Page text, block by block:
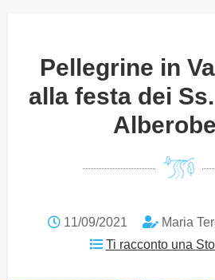
Pellegrine in
alla festa dei
11/09/2021
Maria
Ti racconto una